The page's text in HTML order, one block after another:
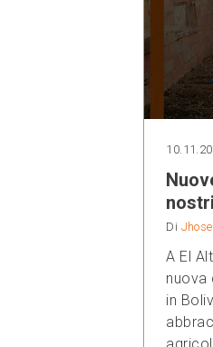
Di
A El
nuova
in